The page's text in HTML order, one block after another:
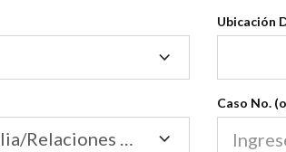
2600
Condados
Nuestras
2600
Las
Ubicación
Tribunal de Familia/Relaciones Domésticas
Caso No.